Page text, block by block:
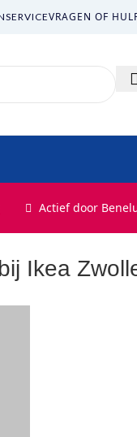
VRAGEN OF
Actief door
Ikea